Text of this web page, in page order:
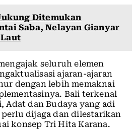
Ditemukan
Saba, Nelayan Gianyar
seluruh elemen
ajaran-ajaran
dengan lebih memaknai
Bali terkenal
Adat dan Budaya yang adi
dijaga dan dilestarikan
konsep Tri Hita Karana.